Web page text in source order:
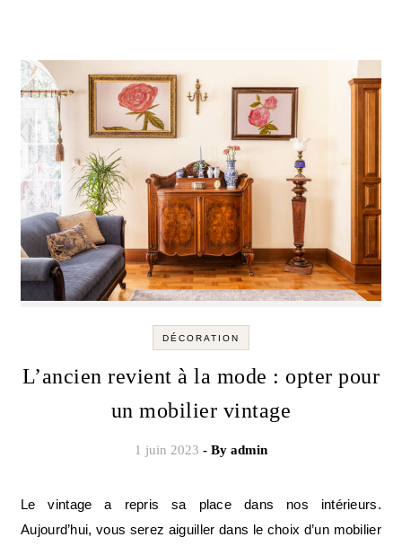
DÉCORATION
L’ancien revient à la mode : opter pour
un mobilier vintage
1 juin 2023 - By admin
Le vintage a repris sa place dans nos intérieurs.
Aujourd’hui, vous serez aiguiller dans le choix d’un mobilier